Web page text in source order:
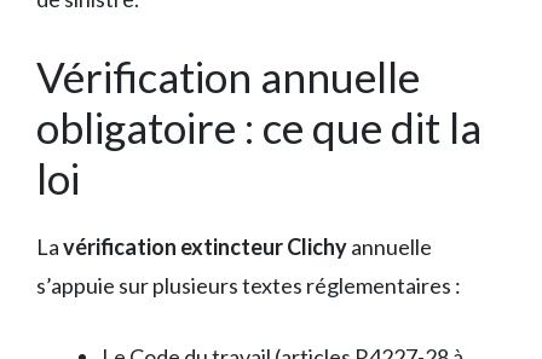
Vérification annuelle
obligatoire : ce que dit la
loi
Lavérification extincteur Clichyannuelle
s’appuie sur plusieurs textes réglementaires :